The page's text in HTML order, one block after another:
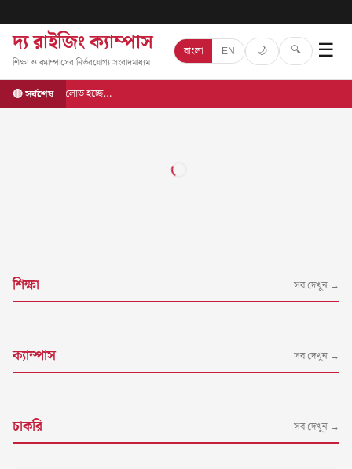
দ্য রাইজিং ক্যাম্পাস
শিক্ষা ও ক্যাম্পাসের নির্ভরযোগ্য সংবাদমাধ্যম
বাংলা EN 🌙 🔍 ☰
🔴 সর্বশেষ লোড হচ্ছে…
শিক্ষা সব দেখুন →
ক্যাম্পাস সব দেখুন →
চাকরি সব দেখুন →